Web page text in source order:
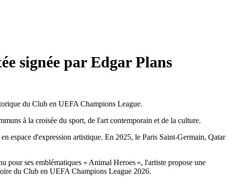
signée par Edgar Plans
du Club en UEFA Champions League.
à la croisée du sport, de l'art contemporain et de la culture.
espace d'expression artistique. En 2025, le Paris Saint-Germain, Qatar
pour ses emblématiques « Animal Heroes », l'artiste propose une
du Club en UEFA Champions League 2026.